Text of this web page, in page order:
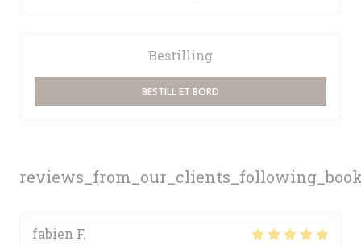
fabien F
Bestilling
BESTILL ET BORD